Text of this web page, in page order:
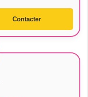
Contacter